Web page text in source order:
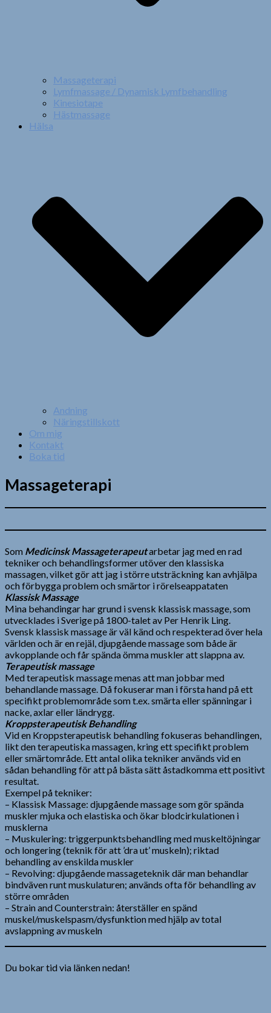
Massageterapi
Lymfmassage / Dynamisk Lymfbehandling
Kinesiotape
Hästmassage
Hälsa
Andning
Näringstillskott
Om mig
Kontakt
Boka tid
Massageterapi
Som Medicinsk Massageterapeutarbetar jag med en rad
tekniker och behandlingsformer utöver den klassiska
massagen, vilket gör att jag i större utsträckning kan avhjälpa
och förbygga problem och smärtor i rörelseappataten
Klassisk Massage
Mina behandingar har grund i svensk klassisk massage, som
utvecklades i Sverige på 1800-talet av Per Henrik Ling.
Svensk klassisk massage är väl känd och respekterad över hela
världen och är en rejäl, djupgående massage som både är
avkopplande och får spända ömma muskler att slappna av.
Terapeutisk massage
Med terapeutisk massage menas att man jobbar med
behandlande massage. Då fokuserar man i första hand på ett
specifikt problemområde som t.ex. smärta eller spänningar i
nacke, axlar eller ländrygg.
Kroppsterapeutisk Behandling
Vid en Kroppsterapeutisk behandling fokuseras behandlingen,
likt den terapeutiska massagen, kring ett specifikt problem
eller smärtområde. Ett antal olika tekniker används vid en
sådan behandling för att på bästa sätt åstadkomma ett positivt
resultat.
Exempel på tekniker:
– Klassisk Massage: djupgående massage som gör spända
muskler mjuka och elastiska och ökar blodcirkulationen i
musklerna
– Muskulering: triggerpunktsbehandling med muskeltöjningar
och longering (teknik för att ’dra ut’ muskeln); riktad
behandling av enskilda muskler
– Revolving: djupgående massageteknik där man behandlar
bindväven runt muskulaturen; används ofta för behandling av
större områden
– Strain and Counterstrain: återställer en spänd
muskel/muskelspasm/dysfunktion med hjälp av total
avslappning av muskeln
Du bokar tid via länken nedan!